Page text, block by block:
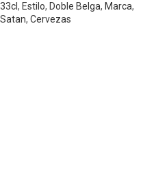
33cl, Estilo, Doble Belga, Marca,
Satan, Cervezas